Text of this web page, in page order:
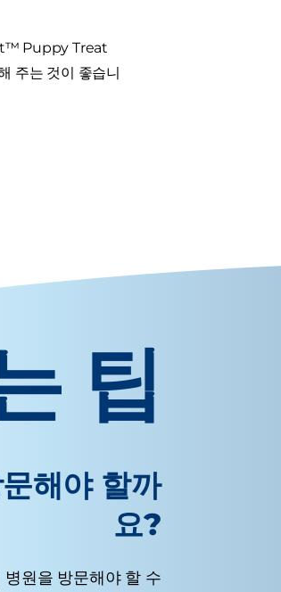
™ Puppy Treat
주는 것이 좋습니
팁
해야 할까
요?
원을 방문해야 할 수